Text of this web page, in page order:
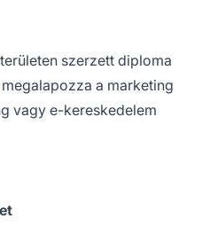
szerzett diploma
a marketing
vagy e-kereskedelem